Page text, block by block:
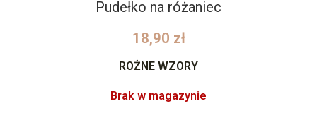
Pudełko na różaniec
18,90 zł
ROŻNE WZORY
Brak w magazynie